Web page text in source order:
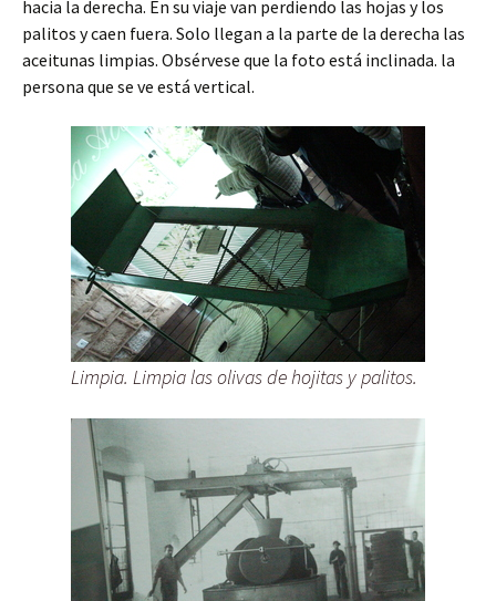
hacia la derecha. En su viaje van perdiendo las hojas y los
palitos y caen fuera. Solo llegan a la parte de la derecha las
aceitunas limpias. Obsérvese que la foto está inclinada. la
persona que se ve está vertical.
Limpia. Limpia las olivas de hojitas y palitos.